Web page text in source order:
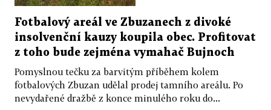
Fotbalový areál ve Zbuzanech z divoké
insolvenční kauzy koupila obec. Profitovat
z toho bude zejména vymahač Bujnoch
Pomyslnou tečku za barvitým příběhem kolem
fotbalových Zbuzan udělal prodej tamního areálu. Po
nevydařené dražbě z konce minulého roku do...